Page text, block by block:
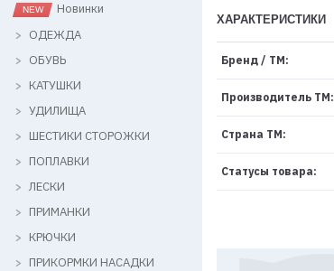
Новинки
ОДЕЖДА
ОБУВЬ
КАТУШКИ
УДИЛИЩА
ШЕСТИКИ СТОРОЖКИ
ПОПЛАВКИ
ЛЕСКИ
ПРИМАНКИ
КРЮЧКИ
ПРИКОРМКИ НАСАДКИ
ХАРАКТЕРИСТИКИ
Бренд / ТМ:
Производитель ТМ:
Страна ТМ:
Статусы товара: